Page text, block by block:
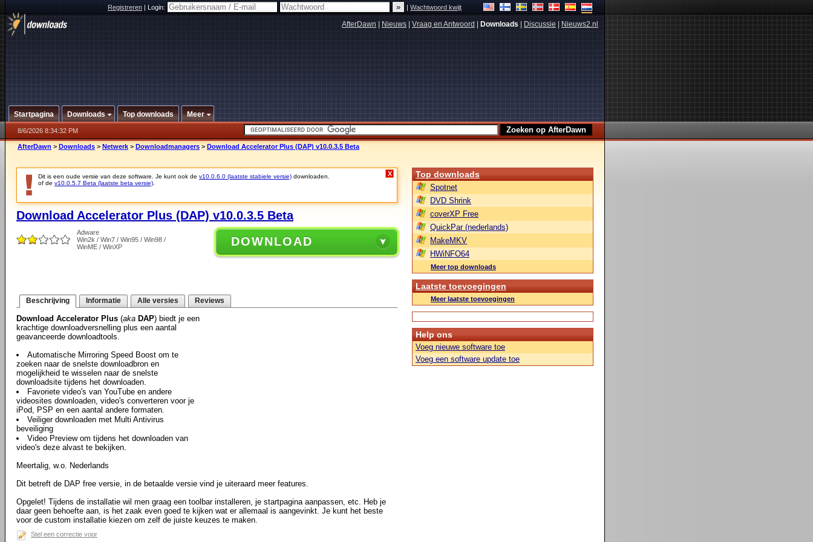
Registreren|Login: |Wachtwoord kwijt
AfterDawn Nieuws Vraag en Antwoord Downloads Discussie Nieuws2.nl
Startpagina Downloads Top downloads Meer
8/6/2026 8:34:32 PM
AfterDawn > Downloads > Netwerk > Downloadmanagers > Download Accelerator Plus (DAP) v10.0.3.5 Beta
Dit is een oude versie van deze software. Je kunt ook de v10.0.6.0 (laatste stabiele versie) downloaden.
of de v10.0.5.7 Beta (laatste beta versie)
X
Download Accelerator Plus (DAP) v10.0.3.5 Beta
Adware
Win2k / Win7 / Win95 / Win98 /
WinME / WinXP
DOWNLOAD
Beschrijving Informatie Alle versies Reviews
Download Accelerator Plus (aka DAP) biedt je een
krachtige downloadversnelling plus een aantal
geavanceerde downloadtools.
Automatische Mirroring Speed Boost om te
zoeken naar de snelste downloadbron en
mogelijkheid te wisselen naar de snelste
downloadsite tijdens het downloaden.
Favoriete video's van YouTube en andere
videosites downloaden, video's converteren voor je
iPod, PSP en een aantal andere formaten.
Veiliger downloaden met Multi Antivirus
beveiliging
Video Preview om tijdens het downloaden van
video's deze alvast te bekijken.
Meertalig, w.o. Nederlands
Dit betreft de DAP free versie, in de betaalde versie vind je uiteraard meer features.
Opgelet! Tijdens de installatie wil men graag een toolbar installeren, je startpagina aanpassen, etc. Heb je
daar geen behoefte aan, is het zaak even goed te kijken wat er allemaal is aangevinkt. Je kunt het beste
voor de custom installatie kiezen om zelf de juiste keuzes te maken.
Stel een correctie voor
Top downloads
Spotnet
DVD Shrink
coverXP Free
QuickPar (nederlands)
MakeMKV
HWiNFO64
Meer top downloads
Laatste toevoegingen
Meer laatste toevoegingen
Help ons
Voeg nieuwe software toe
Voeg een software update toe